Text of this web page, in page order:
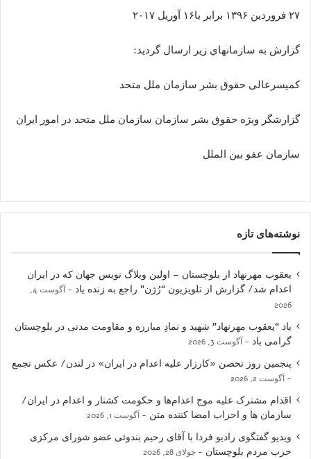
۲۷ فروردین ۱۳۹۶ برابر با۱۶ آوریل ۲۰۱۷
گزارش به سازمانهاي زير ارسال گرديد:
كميسرعالى حقوق بشر سازمان ملل متحد
گزارشگر ويژه حقوق بشر سازمان سازمان ملل متحد در امور ایران
سازمان عفو بين الملل
نوشته‌های تازه
یعقوب مهرنهاد از بلوچستان – اولین وبلاگ نویس جهان که در ایران
اعدام شد/ گزارش از تلویزیون “رُژن” راجع به زنده یاد
آگوست 4,
2026
یاد “یعقوب مهرنهاد” شهید و نمادِ مبارزه و مقاومت مدنی در بلوچستان
گرامی باد
آگوست 3, 2026
پنجمین روز تحصن «کارزار علیه اعدام در ایران» در لندن/ عکس تجمع
آگوست 2, 2026
اقدام مشترک علیه موج اعدام‌ها و حکومت کشتار و اعدام در ایران/
سازمان ها و احزاب امضا کننده متن
آگوست 1, 2026
ویدیو گفتگوی رادیو فردا با آقای رحیم بندوئی عضو شورای مرکزی
حزب مردم بلوچستان
جولای 28, 2026